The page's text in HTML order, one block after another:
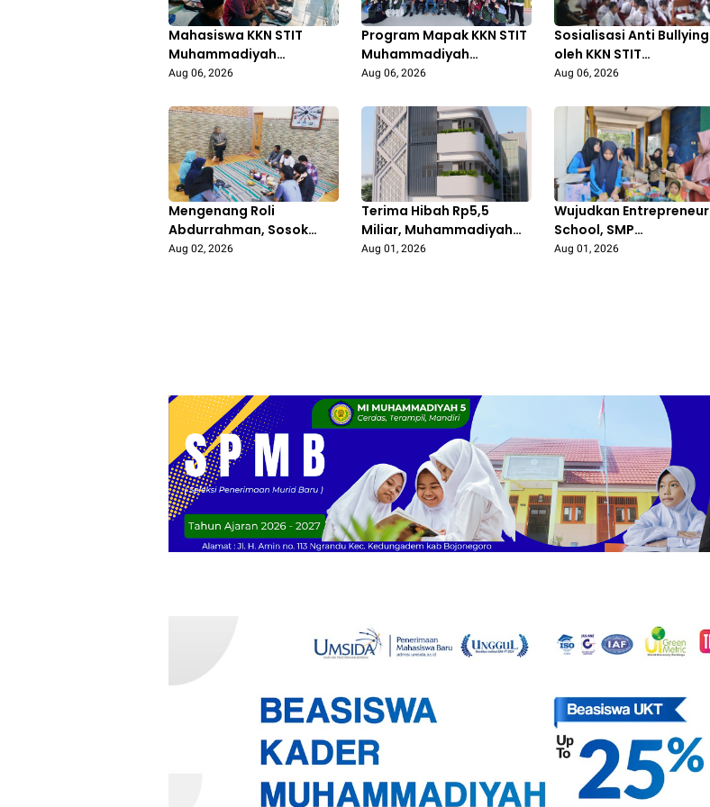
Mahasiswa KKN STIT
Muhammadiyah
Bojonegoro Aktif
Diniyah Al-Isro’,
Tingkatkan Semangat
Belajar Santri
Aug 06, 2026
Program Mapak KKN STIT
Muhammadiyah
Bojonegoro: Edukasi
Libatkan Ibu PKK
Gedongarum
Aug 06, 2026
Sosialisasi Anti Bullying
oleh KKN STIT
Muhammadiyah
Kanor Tingkatkan
Kepedulian Siswa
Aug 06, 2026
Mengenang Roli
Abdurrahman, Sosok
Inspiratif di Balik
Aug 02, 2026
Terima Hibah Rp5,5
Miliar, Muhammadiyah
Bojonegoro Segera
Aug 01, 2026
Wujudkan Entrepreneur
School, SMP
Muhammadiyah 5
Aug 01, 2026